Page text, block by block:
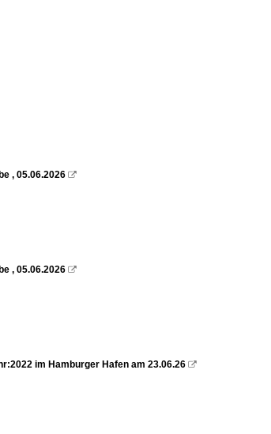
, 05.06.2026 
, 05.06.2026 
im Hamburger Hafen am 23.06.26 